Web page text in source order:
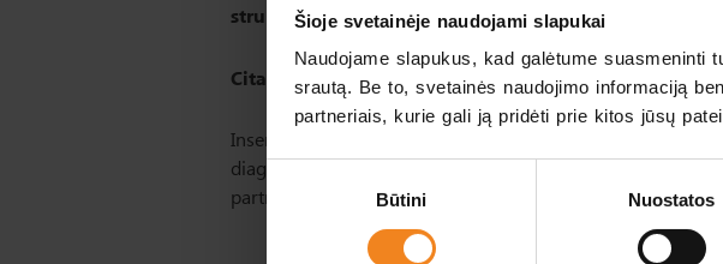
Šioje svetainėje naudojami slapukai
Naudojame slapukus, kad galėtume
srautą. Be to, svetainės naudojimo informaciją
partneriais, kurie gali ją pridėti prie kitos jūsų
pasirinkimas
Būtini Nuostatos
struktūrā ir novirzes.
Citas indikācijas inseminācijas veikšanai
Insemināciju ir iespējams izmantot arī
diagnosticēt cēloni. Kā arī gadījumos, ja pārim nav
partneriem ir invaliditāte.